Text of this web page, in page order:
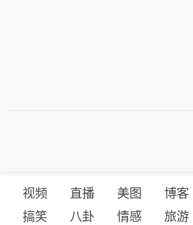
视频 直播 美图 博客
搞笑
八卦 情感 旅游